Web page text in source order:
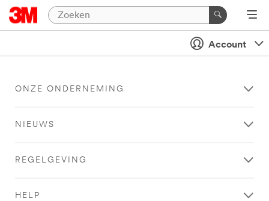
Account
ONZE ONDERNEMING
NIEUWS
REGELGEVING
HELP